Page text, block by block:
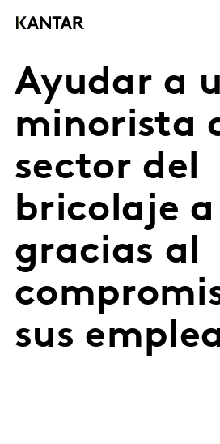
Ayudar a
minorista
sector del
bricolaje
gracias al
sus